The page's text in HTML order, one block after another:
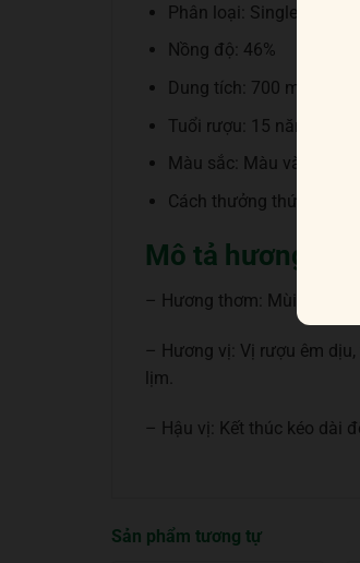
Phân loại: Single Malt
Nồng độ: 46%
Dung tích: 700 ml
Tuổi rượu: 15 năm
Màu sắc: Màu vàng hổ
Cách thưởng thức:
Mô tả hương vị
– Hương thơm: Mùi thơm
– Hương vị: Vị rượu êm
lịm.
– Hậu vị: Kết thúc kéo dài
Sản phẩm tương tự